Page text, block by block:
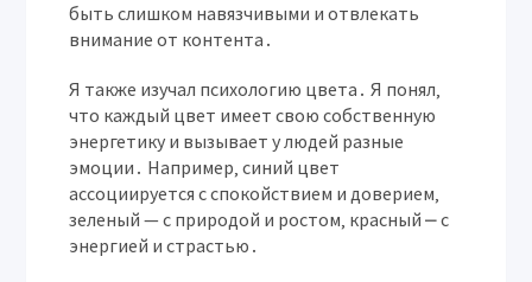
быть слишком навязчивыми и отвлекать
внимание от контента․
Я также изучал психологию цвета․ Я понял‚
что каждый цвет имеет свою собственную
энергетику и вызывает у людей разные
эмоции․ Например‚ синий цвет
ассоциируется с спокойствием и доверием‚
зеленый — с природой и ростом‚ красный ⎼ с
энергией и страстью․